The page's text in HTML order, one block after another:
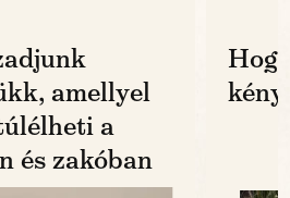
amellyel
a
és zakóban